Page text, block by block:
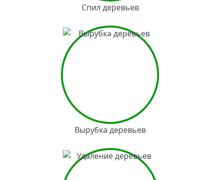
Спил деревьев
Вырубка деревьев